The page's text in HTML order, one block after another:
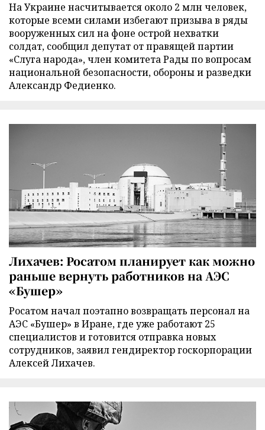
На Украине насчитывается около 2 млн человек,
которые всеми силами избегают призыва в ряды
вооруженных сил на фоне острой нехватки
солдат, сообщил депутат от правящей партии
«Слуга народа», член комитета Рады по вопросам
национальной безопасности, обороны и разведки
Александр Федиенко.
Лихачев: Росатом планирует как можно
раньше вернуть работников на АЭС
«Бушер»
Росатом начал поэтапно возвращать персонал на
АЭС «Бушер» в Иране, где уже работают 25
специалистов и готовится отправка новых
сотрудников, заявил гендиректор госкорпорации
Алексей Лихачев.